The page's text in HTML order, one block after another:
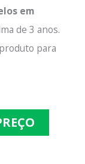
em
de 3 anos.
para